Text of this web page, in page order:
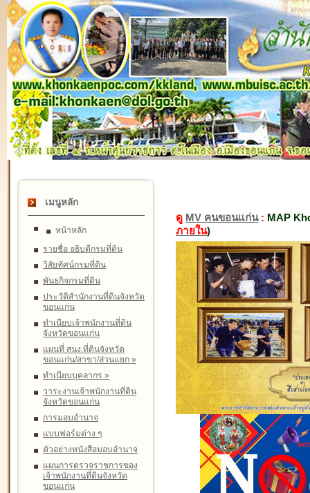
เมนูหลัก
หน้าหลัก
รายชื่อ อธิบดีกรมที่ดิน
วิสัยทัศน์กรมที่ดิน
พันธกิจกรมที่ดิน
ประวัติสำนักงานที่ดินจังหวัด
ขอนแก่น
ทำเนียบเจ้าพนักงานที่ดิน
จังหวัดขอนแก่น
แผนที่ สนง.ที่ดินจังหวัด
ขอนแก่น/สาขา/ส่วนแยก »
ทำเนียบบุคลากร »
วาระงานเจ้าพนักงานที่ดิน
จังหวัดขอนแก่น
การมอบอำนาจ
แบบฟอร์มต่าง ๆ
ตัวอย่างหนังสือมอบอำนาจ
แผนการตรวจราชการของ
เจ้าพนักงานที่ดินจังหวัด
ขอนแก่น
ดู MV คนขอนแก่น: MAP
ภายใน)